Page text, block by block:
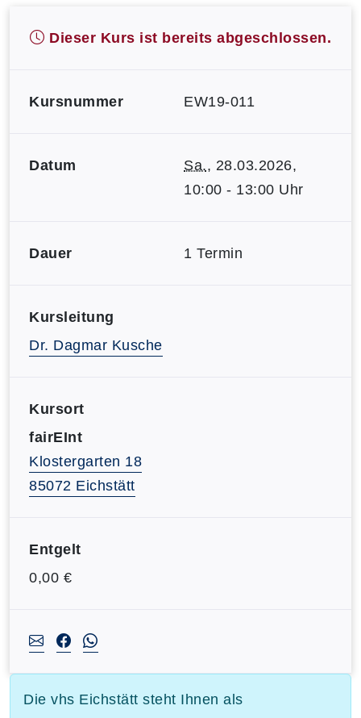
Dieser Kurs ist bereits abgeschlossen.
Kursnummer EW19-011
Datum Sa., 28.03.2026,
10:00 - 13:00 Uhr
Dauer 1 Termin
Kursleitung
Dr. Dagmar Kusche
Kursort
fairEInt
Klostergarten 18
85072 Eichstätt
Entgelt
0,00 €
Die vhs Eichstätt steht Ihnen als